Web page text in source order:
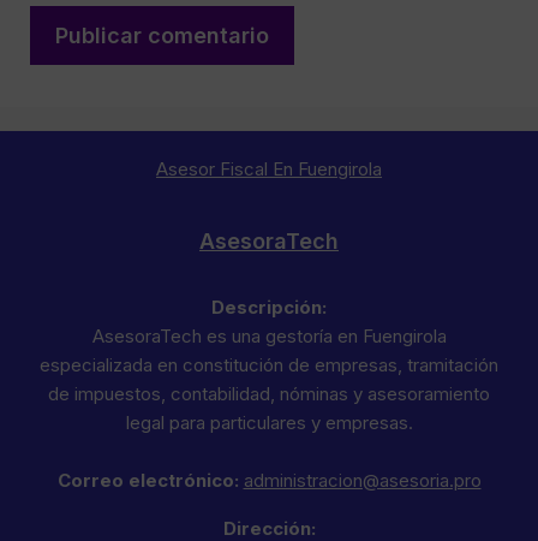
Asesor Fiscal En Fuengirola
AsesoraTech
Descripción:
AsesoraTech es una gestoría en Fuengirola
especializada en constitución de empresas, tramitación
de impuestos, contabilidad, nóminas y asesoramiento
legal para particulares y empresas.
Correo electrónico: administracion@asesoria.pro
Dirección: